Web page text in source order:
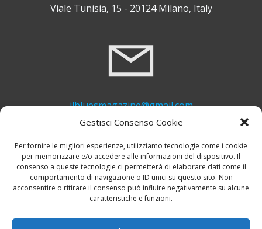
Gestisci Consenso Cookie
Per fornire le migliori esperienze, utilizziamo tecnologie come i cookie
per memorizzare e/o accedere alle informazioni del dispositivo. Il
consenso a queste tecnologie ci permetterà di elaborare dati come il
comportamento di navigazione o ID unici su questo sito. Non
acconsentire o ritirare il consenso può influire negativamente su alcune
caratteristiche e funzioni.
Viale Tunisia, 15 - 20124 Milano, Italy
ilbluesmagazine@gmail.com
+39 339 748 6635